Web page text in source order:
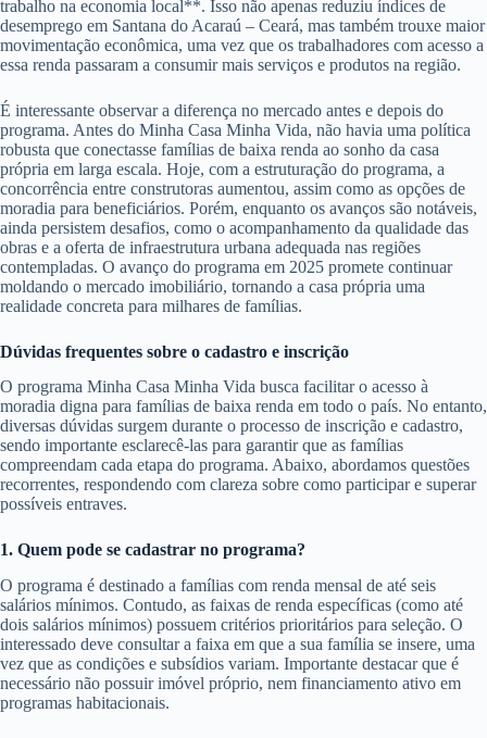
trabalho na economia local**. Isso não apenas reduziu índices de
desemprego em Santana do Acaraú – Ceará, mas também trouxe maior
movimentação econômica, uma vez que os trabalhadores com acesso a
essa renda passaram a consumir mais serviços e produtos na região.
É interessante observar a diferença no mercado antes e depois do
programa. Antes do Minha Casa Minha Vida, não havia uma política
robusta que conectasse famílias de baixa renda ao sonho da casa
própria em larga escala. Hoje, com a estruturação do programa, a
concorrência entre construtoras aumentou, assim como as opções de
moradia para beneficiários. Porém, enquanto os avanços são notáveis,
ainda persistem desafios, como o acompanhamento da qualidade das
obras e a oferta de infraestrutura urbana adequada nas regiões
contempladas. O avanço do programa em 2025 promete continuar
moldando o mercado imobiliário, tornando a casa própria uma
realidade concreta para milhares de famílias.
Dúvidas frequentes sobre o cadastro e inscrição
O programa Minha Casa Minha Vida busca facilitar o acesso à
moradia digna para famílias de baixa renda em todo o país. No entanto,
diversas dúvidas surgem durante o processo de inscrição e cadastro,
sendo importante esclarecê-las para garantir que as famílias
compreendam cada etapa do programa. Abaixo, abordamos questões
recorrentes, respondendo com clareza sobre como participar e superar
possíveis entraves.
1. Quem pode se cadastrar no programa?
O programa é destinado a famílias com renda mensal de até seis
salários mínimos. Contudo, as faixas de renda específicas (como até
dois salários mínimos) possuem critérios prioritários para seleção. O
interessado deve consultar a faixa em que a sua família se insere, uma
vez que as condições e subsídios variam. Importante destacar que é
necessário não possuir imóvel próprio, nem financiamento ativo em
programas habitacionais.